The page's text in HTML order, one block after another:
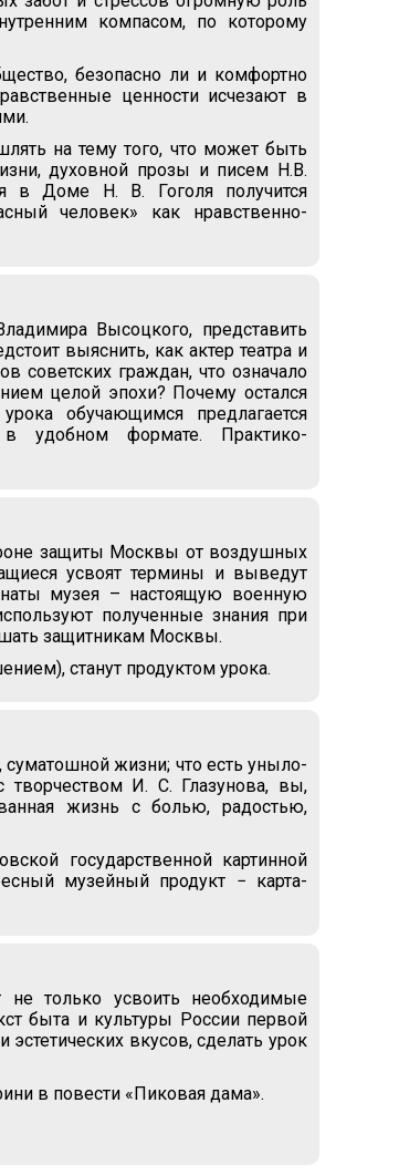
компасом, по которому
безопасно ли и комфортно
ценности исчезают в
на тему того, что может быть
духовной прозы и писем Н.В.
в Доме Н. В. Гоголя получится
человек» как нравственно-
Высоцкого, представить
выяснить, как актер театра и
советских граждан, что означало
целой эпохи? Почему остался
обучающимся предлагается
удобном формате. Практико-
фоне защиты Москвы от воздушных
усвоят термины и выведут
музея – настоящую военную
полученные знания при
защитникам Москвы.
станут продуктом урока.
суматошной жизни; что есть уныло-
творчеством И. С. Глазунова, вы,
жизнь с болью, радостью,
государственной картинной
музейный продукт − карта-
только усвоить необходимые
быта и культуры России первой
вкусов, сделать урок
в повести «Пиковая дама».